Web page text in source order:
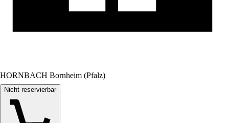
HORNBACH Bornheim (Pfalz)
Nicht reservierbar